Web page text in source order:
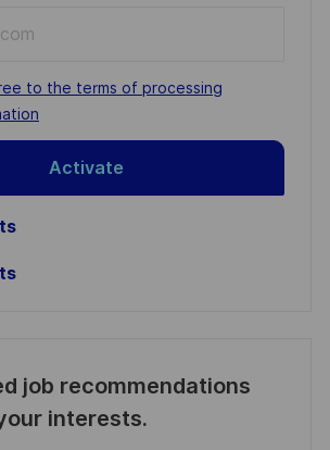
to the terms of processing
Activate
job recommendations
interests.